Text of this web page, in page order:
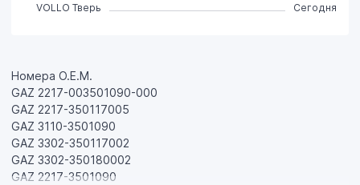
Номера О.Е.М.
GAZ 2217-003501090-000
GAZ 2217-350117005
GAZ 3110-3501090
GAZ 3302-350117002
GAZ 3302-350180002
GAZ 2217-3501090
VOLLO Тверь
Сегодня